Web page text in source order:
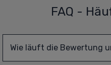
FAQ -
Wie läuft die Bewertung